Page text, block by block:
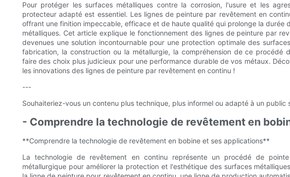
Pour protéger les surfaces métalliques contre la corrosion, l'usure et les
protecteur adapté est essentiel. Les lignes de peinture par revêtement en
offrant une finition impeccable, efficace et de haute qualité qui prolonge la durée
métalliques. Cet article explique le fonctionnement des lignes de peinture par
devenues une solution incontournable pour une protection optimale des
fabrication, la construction ou la métallurgie, la compréhension de ce procédé
faire des choix plus judicieux pour une performance durable de vos métaux.
les innovations des lignes de peinture par revêtement en continu !
---
Souhaiteriez-vous un contenu plus technique, plus informel ou adapté à un public
- Comprendre la technologie de revêtement en
**Comprendre la technologie de revêtement en bobine et ses applications**
La technologie de revêtement en continu représente un procédé de
métallurgique pour améliorer la protection et l'esthétique des surfaces